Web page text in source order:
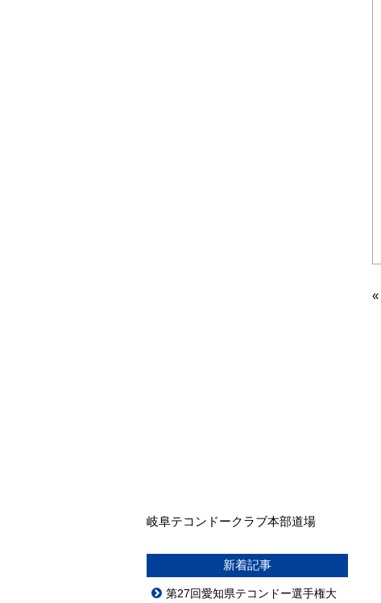
«
岐阜テコンドークラブ本部道場
新着記事
第27回愛知県テコンドー選手権大